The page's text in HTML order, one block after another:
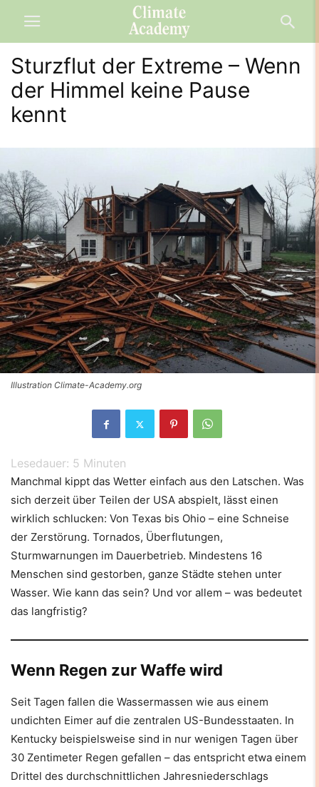
Sturzflut der Extreme – Wenn
der Himmel keine Pause
kennt
Illustration Climate-Academy.org
Lesedauer: 5 Minuten
Manchmal kippt das Wetter einfach aus den Latschen. Was
sich derzeit über Teilen der USA abspielt, lässt einen
wirklich schlucken: Von Texas bis Ohio – eine Schneise
der Zerstörung. Tornados, Überflutungen,
Sturmwarnungen im Dauerbetrieb. Mindestens 16
Menschen sind gestorben, ganze Städte stehen unter
Wasser. Wie kann das sein? Und vor allem – was bedeutet
das langfristig?
Wenn Regen zur Waffe wird
Seit Tagen fallen die Wassermassen wie aus einem
undichten Eimer auf die zentralen US-Bundesstaaten. In
Kentucky beispielsweise sind in nur wenigen Tagen über
30 Zentimeter Regen gefallen – das entspricht etwa einem
Drittel des durchschnittlichen Jahresniederschlags